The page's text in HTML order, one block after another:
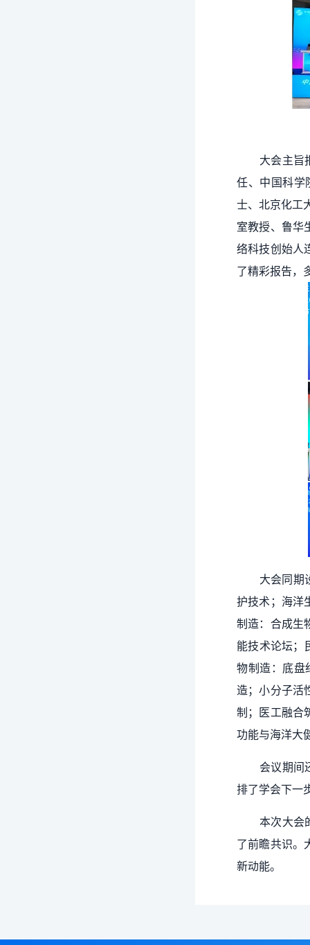
大会主旨
任、中国科学
士、北京化工
室教授、鲁华
络科技创始人
了精彩报告，
大会同期
护技术；海洋
制造：合成生
能技术论坛；
物制造：底盘
造；小分子活
制；医工融合
功能与海洋大
会议期间
排了学会下一
本次大会
了前瞻共识。
新动能。